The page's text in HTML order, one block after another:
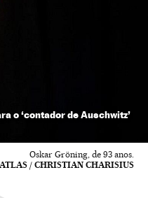
o ‘contador de Auschwitz’
Oskar Gröning, de 93 anos.
ATLAS / CHRISTIAN CHARISIUS